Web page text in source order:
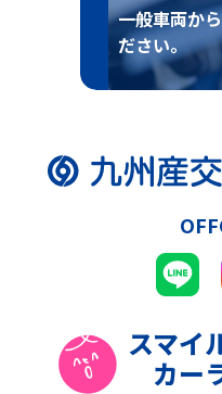
一般車両か
ださい。
スマイ
カー